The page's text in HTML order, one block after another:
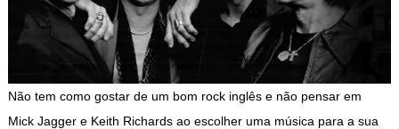
Não tem como gostar de um bom rock inglês e não pensar em
Mick Jagger e Keith Richards ao escolher uma música para a sua